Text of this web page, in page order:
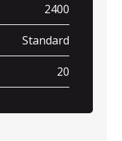
2400
Standard
20